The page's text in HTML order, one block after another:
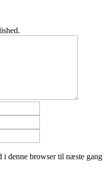
i denne browser til næste gang